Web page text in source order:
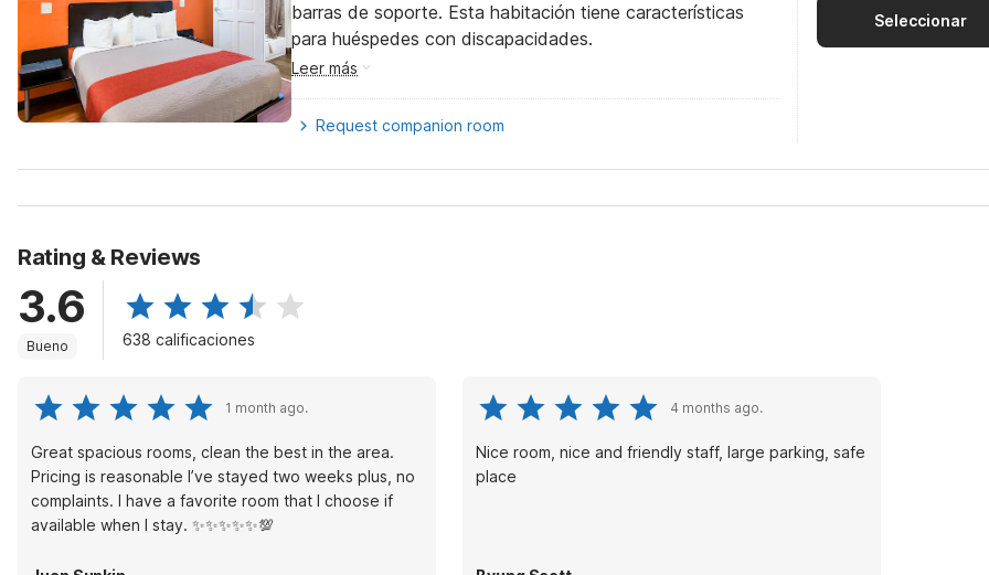
barras de soporte. Esta habitación tiene características
para huéspedes con discapacidades.
Leer más
Request companion room
Seleccionar
Rating & Reviews
3.6
Bueno 638 calificaciones
1 month ago.
Great spacious rooms, clean the best in the area.
Pricing is reasonable I’ve stayed two weeks plus, no
complaints. I have a favorite room that I choose if
available when I stay. ✨✨✨✨✨💯
4 months ago.
Nice room, nice and friendly staff, large parking, safe
place